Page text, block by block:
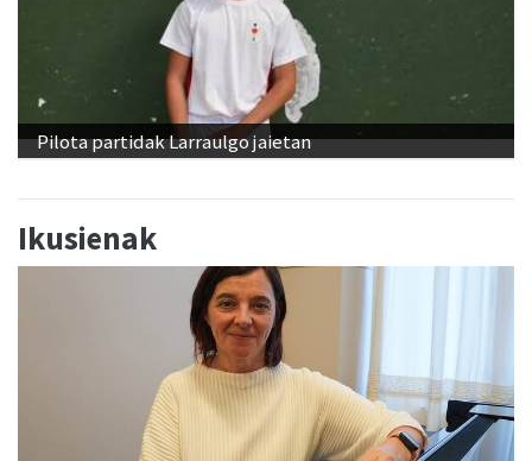
Pilota partidak Larraulgo jaietan
Ikusienak